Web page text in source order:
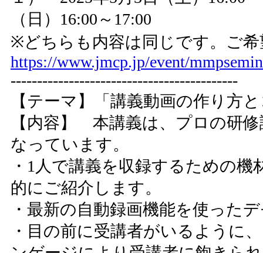
（日）16:00～17:00
※どちらも内容は同じです。ご
https://www.jmcp.jp/event/
-------------------------------------------
【テーマ】「講義動画の作り方
【内容】 本講義は、プロの研
なっています。
・1人で講義を収録するための
的にご紹介します。
・最新の自動録画機能を使った
・目の前に受講者がいるように